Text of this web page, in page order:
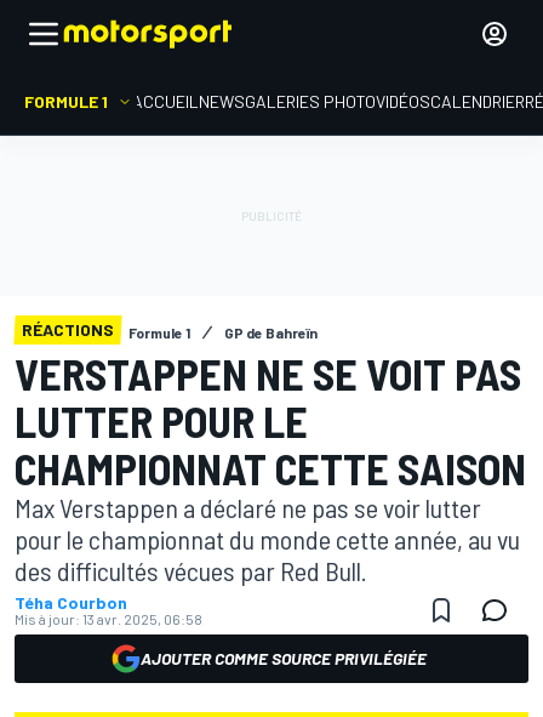
FORMULE 1 ACCUEIL NEWSGALERIES PHOTOVIDÉOSCALENDRIER
RÉACTIONS Formule 1 GP de Bahreïn
VERSTAPPEN NE SE VOIT PAS
LUTTER POUR LE
CHAMPIONNAT CETTE SAISON
Max Verstappen a déclaré ne pas se voir lutter
pour le championnat du monde cette année, au vu
des difficultés vécues par Red Bull.
Téha Courbon
Mis à jour: 13 avr. 2025, 06:58
AJOUTER COMME SOURCE PRIVILÉGIÉE